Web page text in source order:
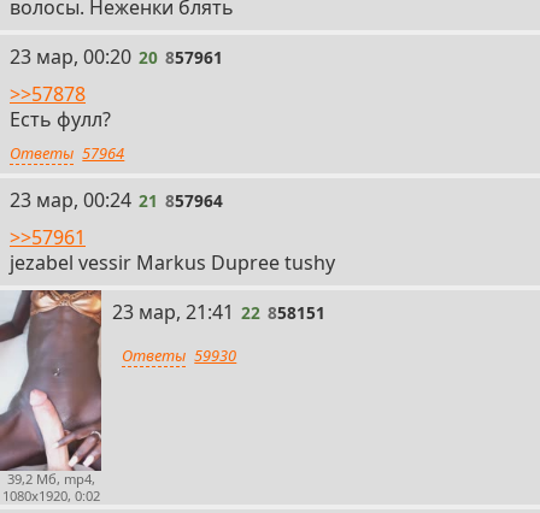
волосы. Неженки блять
20
23 мар, 00:20 20 857961
>>57878
Есть фулл?
Ответы 57964
21
23 мар, 00:24 21 857964
>>57961
jezabel vessir Markus Dupree tushy
39,2 Мб, mp4,
1080x1920, 0:02
22
23 мар, 21:41 22 858151
Ответы 59930